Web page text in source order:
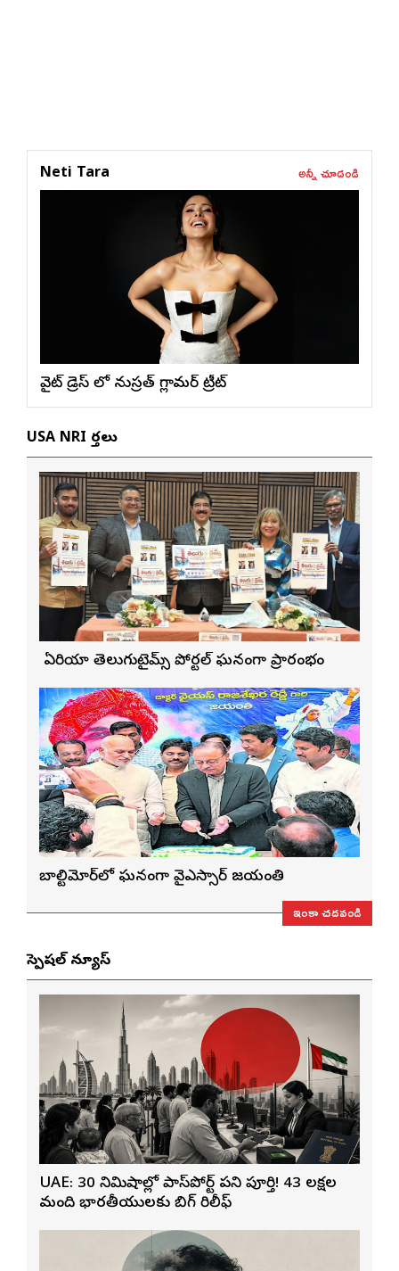
Neti Tara అన్నీ చూడండి
వైట్ డ్రెస్ లో నుస్ర‌త్ గ్లామ‌ర్ ట్రీట్
USA NRI వార్తలు
బే ఏరియా తెలుగుటైమ్స్ పోర్టల్ ఘనంగా ప్రారంభం
బాల్టిమోర్‌లో ఘనంగా వైఎస్సార్‌ జయంతి
ఇంకా చదవండి
స్పెషల్ న్యూస్
UAE: 30 నిమిషాల్లో పాస్‌పోర్ట్ పని పూర్తి! 43 లక్షల
మంది భారతీయులకు బిగ్ రిలీఫ్